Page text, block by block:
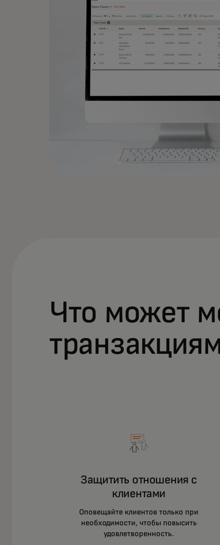
Что может
Защитить отношения с
клиентами
Оповещайте клиентов только при
необходимости, чтобы повысить
удовлетворенность.